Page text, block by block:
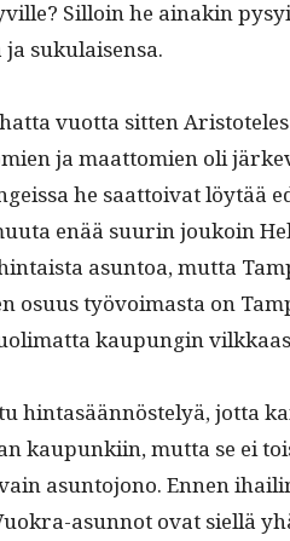
Sil­loin he ainakin
sukulaisensa.
vuot­ta sit­ten
ja maat­tomien oli
he saat­toi­vat löytää
enää suurin joukoin
asun­toa, mut­ta
osu­us työvoimas­ta on
kaupun­gin
hin­tasään­nöste­lyä, jot­ta
kaupunki­in, mut­ta se ei
asun­to­jono. Ennen
asun­not ovat siel­lä